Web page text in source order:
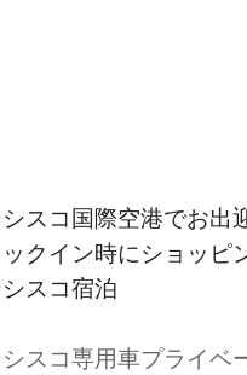
スコ国際空港でお出
クイン時にショッピ
スコ宿泊
スコ専用車プライベ